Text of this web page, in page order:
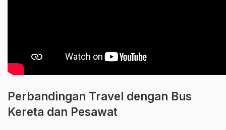
Perbandingan Travel dengan Bus
Kereta dan Pesawat